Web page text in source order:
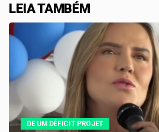
LEIA TAMBÉM
DE UM DÉFICIT PROJET